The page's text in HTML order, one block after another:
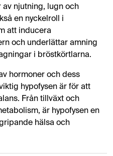
njutning, lugn och
en nyckelroll i
att inducera
och underlättar amning
i bröstkörtlarna.
hormoner och dess
hypofysen är för att
Från tillväxt och
är hypofysen en
hälsa och